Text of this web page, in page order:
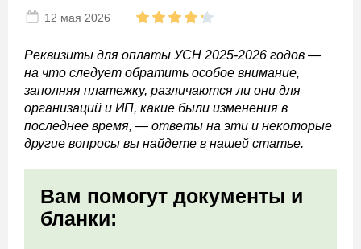
12 мая 2026
Реквизиты для оплаты УСН 2025-2026 годов —
на что следует обратить особое внимание,
заполняя платежку, различаются ли они для
организаций и ИП, какие были изменения в
последнее время, — ответы на эти и некоторые
другие вопросы вы найдете в нашей статье.
Вам помогут документы и
бланки: